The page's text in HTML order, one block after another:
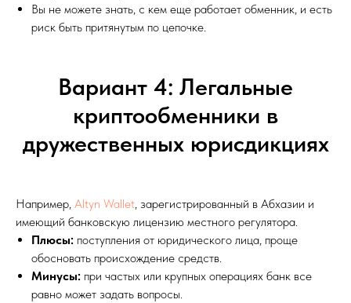
Вы не можете знать, с кем еще работает обменник, и есть
риск быть притянутым по цепочке.
Вариант 4: Легальные
криптообменники в
дружественных юрисдикциях
Например, Altyn Wallet, зарегистрированный в Абхазии и
имеющий банковскую лицензию местного регулятора.
Плюсы: поступления от юридического лица, проще
обосновать происхождение средств.
Минусы: при частых или крупных операциях банк все
равно может задать вопросы.